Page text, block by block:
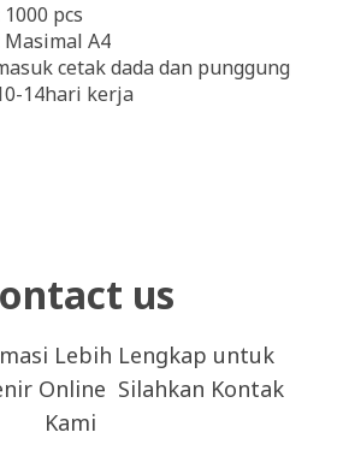
pcs
A4
cetak dada dan punggung
14hari kerja
us
Lebih Lengkap untuk
Online Silahkan Kontak
Kami